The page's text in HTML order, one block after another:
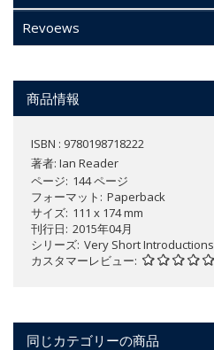
Revoews
商品情報
ISBN : 9780198718222
著者: Ian Reader
ページ 144 ページ
フォーマット
Paperback
サイズ 111 x 174 mm
刊行日 2015年04月
シリーズ Very Short Introductions
カスタマーレビュー
同じカテゴリーの商品